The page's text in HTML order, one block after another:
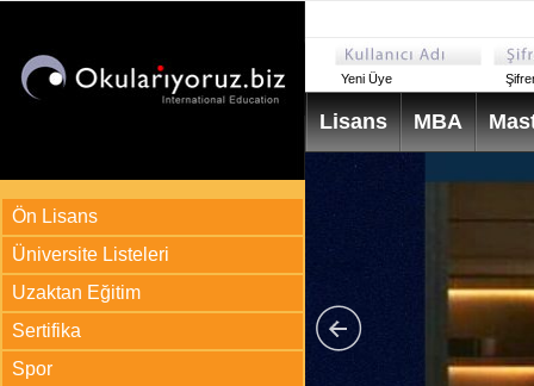
Ön Lisans
Üniversite Listeleri
Uzaktan Eğitim
Sertifika
Spor
Yeni Üye
Lisans MBA